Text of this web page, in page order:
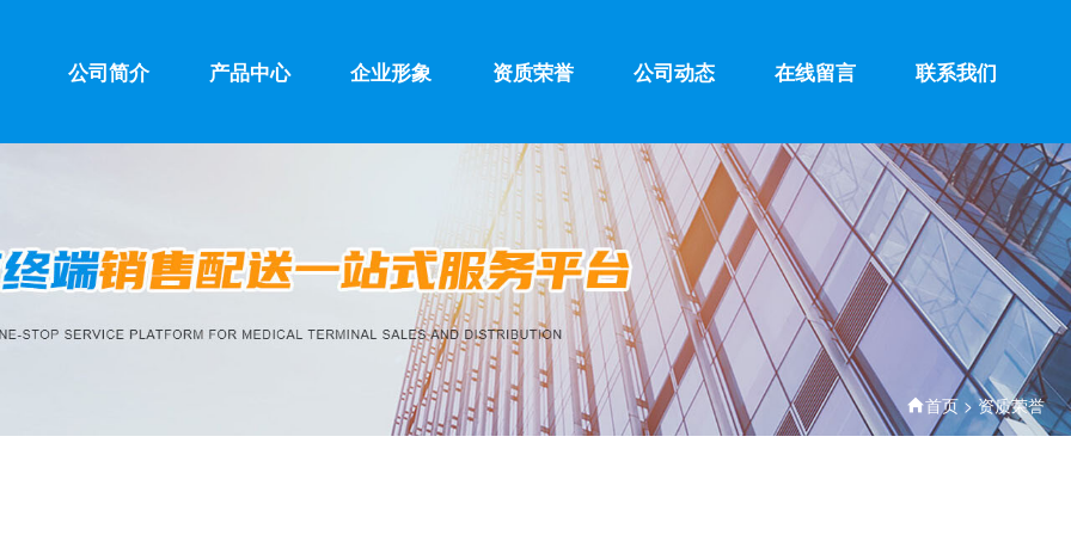
公司简介 产品中心 企业形象 资质荣誉 公司动态 在线留言 联系我们
首页 >资质荣誉